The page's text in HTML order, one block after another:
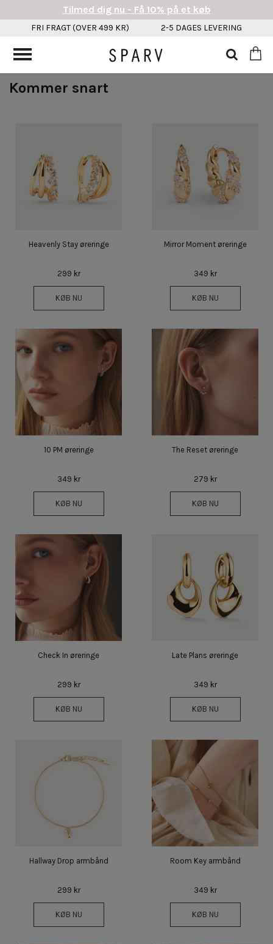
Kommer snart
Heavenly Stay øreringe
299 kr
KØB NU
Mirror Moment øreringe
349 kr
KØB NU
10 PM øreringe
349 kr
KØB NU
The Reset øreringe
279 kr
KØB NU
Check In øreringe
299 kr
KØB NU
Late Plans øreringe
349 kr
KØB NU
Hallway Drop armbånd
299 kr
KØB NU
Room Key armbånd
349 kr
KØB NU
Tilmed dig nu - Få 10% på et køb
FRI FRAGT (OVER 499 KR) 2-5 DAGES LEVERING